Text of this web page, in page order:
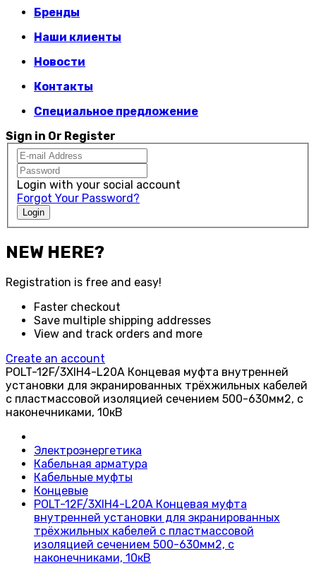
Бренды
Наши клиенты
Новости
Контакты
Специальное предложение
Sign in Or Register
Login with your social account
Forgot Your Password?
Login
NEW HERE?
Registration is free and easy!
Faster checkout
Save multiple shipping addresses
View and track orders and more
Create an account
POLT-12F/3XIH4-L20A Концевая муфта внутренней
установки для экранированных трёхжильных кабелей
с пластмассовой изоляцией сечением 500-630мм2, с
наконечниками, 10кВ
Электроэнергетика
Кабельная арматура
Кабельные муфты
Концевые
POLT-12F/3XIH4-L20A Концевая муфта
внутренней установки для экранированных
трёхжильных кабелей с пластмассовой
изоляцией сечением 500-630мм2, с
наконечниками, 10кВ